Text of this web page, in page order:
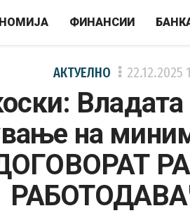
ФИНАНСИИ
АКТУЕЛНО 22.12.2025
Владата
на